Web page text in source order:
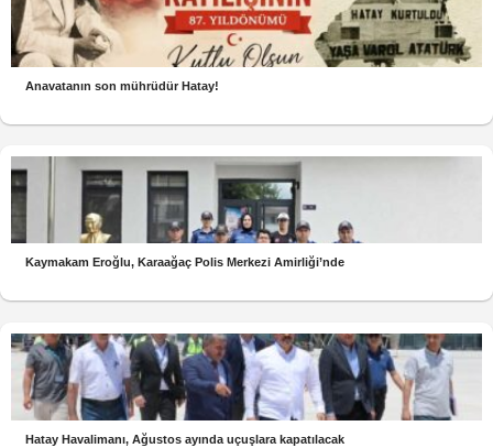
Anavatanın son mührüdür Hatay!
Kaymakam Eroğlu, Karaağaç Polis Merkezi Amirliği’nde
Hatay Havalimanı, Ağustos ayında uçuşlara kapatılacak